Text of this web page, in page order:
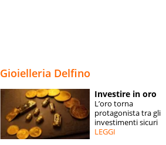
ESPERTI
CONTATTI
Gioielleria Delfino
Investire in oro
L’oro torna
protagonista tra gli
investimenti sicuri
LEGGI